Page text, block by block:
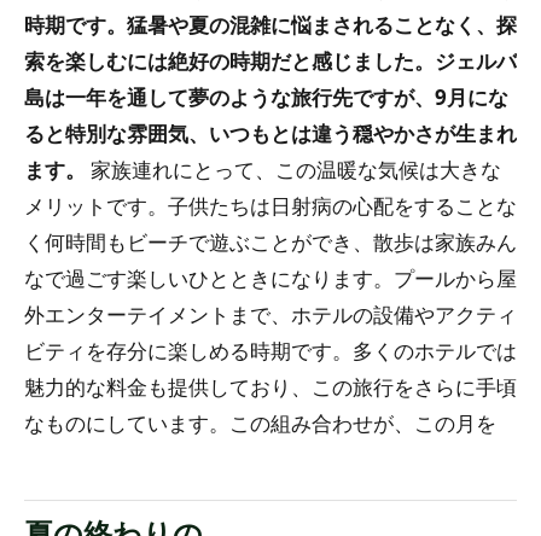
時期です。猛暑や夏の混雑に悩まされることなく、探
索を楽しむには絶好の時期だと感じました。ジェルバ
島は一年を通して夢のような旅行先ですが、9月にな
ると特別な雰囲気、いつもとは違う穏やかさが生まれ
ます。
家族連れにとって、この温暖な気候は大きな
メリットです。子供たちは日射病の心配をすることな
く何時間もビーチで遊ぶことができ、散歩は家族みん
なで過ごす楽しいひとときになります。プールから屋
外エンターテイメントまで、ホテルの設備やアクティ
ビティを存分に楽しめる時期です。多くのホテルでは
魅力的な料金も提供しており、この旅行をさらに手頃
なものにしています。この組み合わせが、この月を